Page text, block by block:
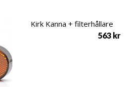
Kirk Kanna + filterhållare
563 kr